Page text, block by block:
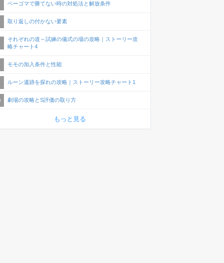
ベーゴマで勝てない時の対処法と解放条件
取り返しの付かない要素
それぞれの道～試練の儀式の場の攻略｜ストーリー攻
略チャート4
モモの加入条件と性能
ルーン遺跡を探れの攻略｜ストーリー攻略チャート1
劇場の攻略とS評価の取り方
もっと見る